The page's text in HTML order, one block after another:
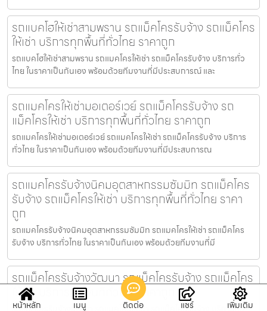
รถแบคโฮให้เช่าสามพราน รถแม็คโครรับจ้าง รถแม็คโคร
ให้เช่า บริการทุกพื้นที่ทั่วไทย ราคาถูก
รถแบคโฮให้เช่าสามพราน รถแมคโครให้เช่า รถแม็คโครรับจ้าง บริการทั่ว
ไทย ในราคาเป็นกันเอง พร้อมด้วยทีมงานที่มีประสบการณ์ และ
รถแมคโครให้เช่ามอเตอร์เวย์ รถแม็คโครรับจ้าง รถ
แม็คโครให้เช่า บริการทุกพื้นที่ทั่วไทย ราคาถูก
รถแมคโครให้เช่ามอเตอร์เวย์ รถแมคโครให้เช่า รถแม็คโครรับจ้าง บริการ
ทั่วไทย ในราคาเป็นกันเอง พร้อมด้วยทีมงานที่มีประสบการณ
รถแมคโครรับจ้างนิคมอุตสาหกรรมซัมมิท รถแม็คโคร
รับจ้าง รถแม็คโครให้เช่า บริการทุกพื้นที่ทั่วไทย ราคา
ถูก
รถแมคโครรับจ้างนิคมอุตสาหกรรมซัมมิท รถแมคโครให้เช่า รถแม็คโคร
รับจ้าง บริการทั่วไทย ในราคาเป็นกันเอง พร้อมด้วยทีมงานที่มี
รถแม็คโครรับจ้างวัฒนา รถแม็คโครรับจ้าง รถแม็คโคร
ให้เช่า บริการทุกพื้นที่ทั่วไทย ราคาถูก
หน้าหลัก เมนู ติดต่อ แชร์ เพิ่มเติม